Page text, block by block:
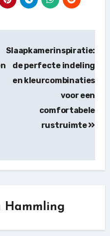
Slaapkamerinspiratie:
de perfecte indeling
en kleurcombinaties
voor een
comfortabele
rustruimte
Hammling